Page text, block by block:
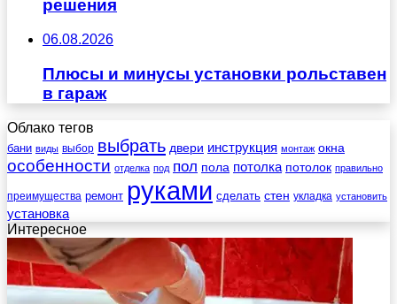
решения
06.08.2026
Плюсы и минусы установки рольставен
в гараж
Облако тегов
бани виды выбор выбрать двери инструкция монтаж окна
особенности отделка под пол пола потолка потолок правильно
преимущества ремонт руками сделать стен укладка установить
установка
Интересное